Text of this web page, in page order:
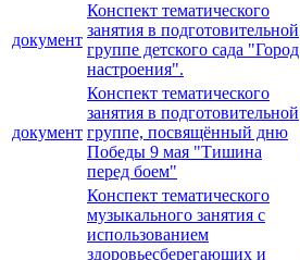
документ
Конспект тематического
занятия в подготовительной
группе детского сада "Город
настроения".
документ
Конспект тематического
занятия в подготовительной
группе, посвящённый дню
Победы 9 мая "Тишина
перед боем"
Конспект тематического
музыкального занятия с
использованием
здоровьесберегающих и